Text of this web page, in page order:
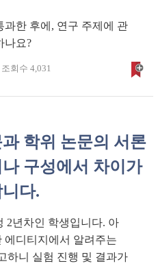
과한 후에, 연구 주제에 관
나요?
조회수 4,031
학위 논문의 서론
구성에서 차이가
다.
2년차인 학생입니다. 아
에디티지에서 알려주는
하니 실험 진행 및 결과가